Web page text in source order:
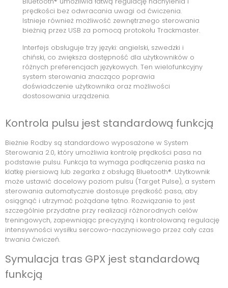
prędkości bez odwracania uwagi od ćwiczenia.
Istnieje również możliwość zewnętrznego sterowania
bieżnią przez USB za pomocą protokołu Trackmaster.
Interfejs obsługuje trzy języki: angielski, szwedzki i
chiński, co zwiększa dostępność dla użytkowników o
różnych preferencjach językowych. Ten wielofunkcyjny
system sterowania znacząco poprawia
doświadczenie użytkownika oraz możliwości
dostosowania urządzenia.
Kontrola pulsu jest standardową funkcją
Bieżnie Rodby są standardowo wyposażone w System
Sterowania 2.0, który umożliwia kontrolę prędkości pasa na
podstawie pulsu. Funkcja ta wymaga podłączenia paska na
klatkę piersiową lub zegarka z obsługą Bluetooth®. Użytkownik
może ustawić docelowy poziom pulsu (Target Pulse), a system
sterowania automatycznie dostosuje prędkość pasa, aby
osiągnąć i utrzymać pożądane tętno. Rozwiązanie to jest
szczególnie przydatne przy realizacji różnorodnych celów
treningowych, zapewniając precyzyjną i kontrolowaną regulację
intensywności wysiłku sercowo-naczyniowego przez cały czas
trwania ćwiczeń.
Symulacja tras GPX jest standardową
funkcją